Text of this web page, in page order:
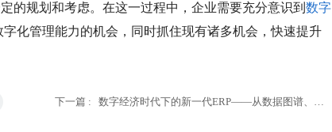
的规划和考虑。在这一过程中，企业需要充分意识到 数字
化管理能力的机会，同时抓住现有诸多机会，快速提升
下一篇 :
数字经济时代下的新一代ERP——从数据图谱、算